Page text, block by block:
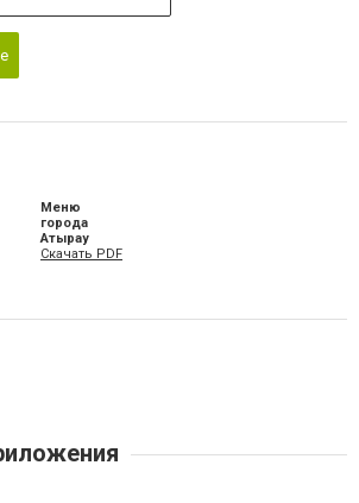
Меню
города
Атырау
Скачать PDF